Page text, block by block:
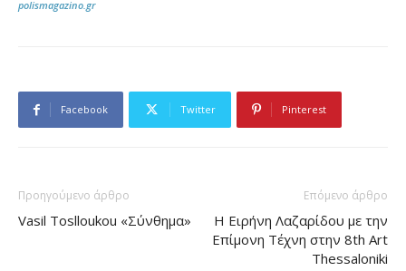
polismagazino.gr
Facebook Twitter Pinterest
Προηγούμενο άρθρο
Vasil Toslloukou «Σύνθημα»
Επόμενο άρθρο
Η Ειρήνη Λαζαρίδου με την
Επίμονη Τέχνη στην 8th Art
Thessaloniki